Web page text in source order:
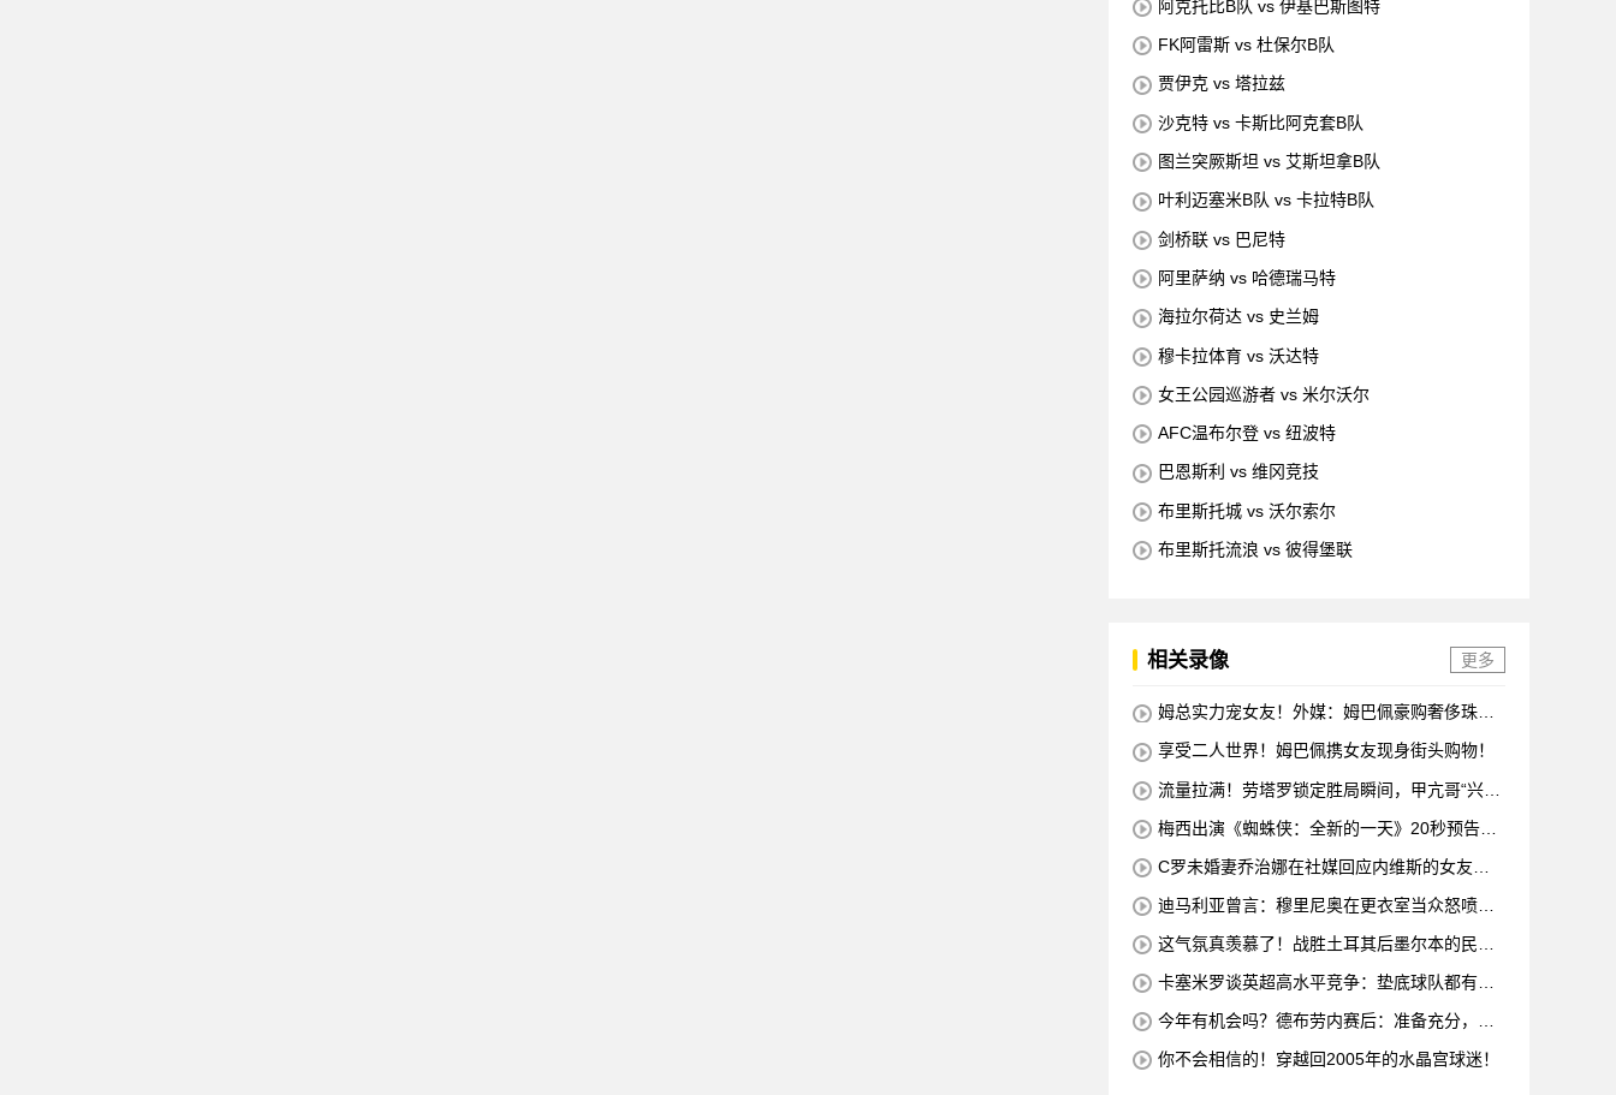
阿克托比B队 vs 伊基巴斯图特
FK阿雷斯 vs 杜保尔B队
贾伊克 vs 塔拉兹
沙克特 vs 卡斯比阿克套B队
图兰突厥斯坦 vs 艾斯坦拿B队
叶利迈塞米B队 vs 卡拉特B队
剑桥联 vs 巴尼特
阿里萨纳 vs 哈德瑞马特
海拉尔荷达 vs 史兰姆
穆卡拉体育 vs 沃达特
女王公园巡游者 vs 米尔沃尔
AFC温布尔登 vs 纽波特
巴恩斯利 vs 维冈竞技
布里斯托城 vs 沃尔索尔
布里斯托流浪 vs 彼得堡联
相关录像 更多
姆总实力宠女友！外媒：姆巴佩豪购奢侈珠宝
享受二人世界！姆巴佩携女友现身街头购物！
流量拉满！劳塔罗锁定胜局瞬间，甲亢哥“兴
梅西出演《蜘蛛侠：全新的一天》20秒预告片
C罗未婚妻乔治娜在社媒回应内维斯的女友：
迪马利亚曾言：穆里尼奥在更衣室当众怒喷C
这气氛真羡慕了！战胜土耳其后墨尔本的民众
卡塞米罗谈英超高水平竞争：垫底球队都有好
今年有机会吗？德布劳内赛后：准备充分，希
你不会相信的！穿越回2005年的水晶宫球迷！